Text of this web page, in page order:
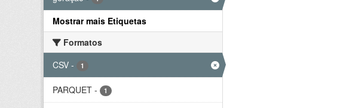
Mostrar mais Etiquetas
Formatos
CSV - 1
PARQUET - 1